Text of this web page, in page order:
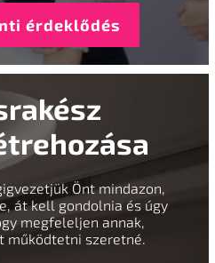
érdeklődés
Önt mindazon,
át kell gondolnia és úgy
megfeleljen annak,
működtetni szeretné.